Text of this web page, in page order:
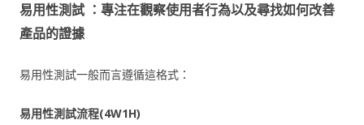
易用性測試 ：專注在觀察使用者行為以及尋找如何改善
產品的證據
易用性測試一般而言遵循這格式：
易用性測試流程(4W1H)